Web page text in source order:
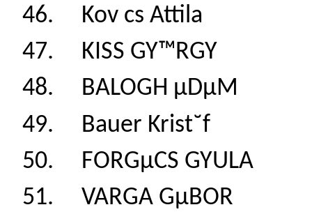
46. Kov cs Attila
47. KISS
48. BALOGH
49. Bauer
50. FORGµCS
51. VARGA